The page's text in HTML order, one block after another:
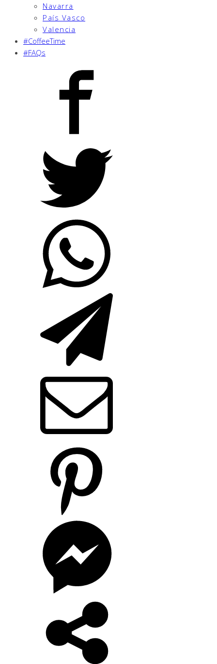
Navarra
País Vasco
Valencia
#CoffeeTime
#FAQs